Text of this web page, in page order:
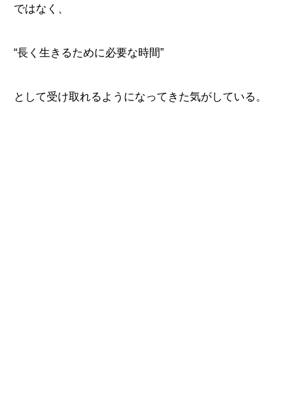
ではなく、
“長く生きるために必要な時間”
として受け取れるようになってきた気がしている。